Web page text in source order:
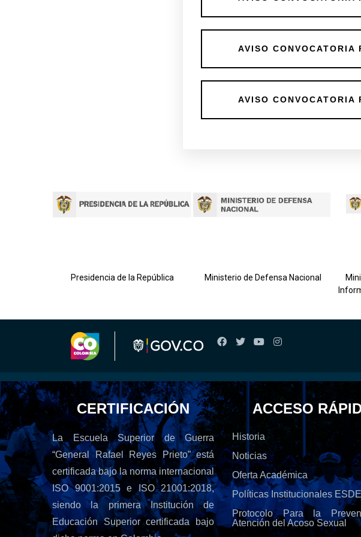
AVISO CONVOCATORIA
AVISO CONVOCATORIA
Presidencia de la República
Ministerio de Defensa Nacional
CERTIFICACIÓN
La Escuela Superior de Guerra
“General Rafael Reyes Prieto” está
certificada bajo la norma internacional
ISO 9001:2015 e ISO 21001:2018,
siendo la primera Institución de
Educación Superior certificada bajo
ACCESO
Historia
Noticias
Oferta Académica
Políticas Institucionales
Protocolo Para la
Atención del Acoso Sexual